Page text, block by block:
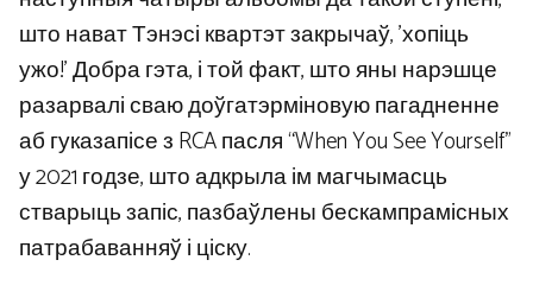
што нават Тэнэсі квартэт закрычаў, 'хопіць
ужо!' Добра гэта, і той факт, што яны нарэшце
разарвалі сваю доўгатэрміновую пагадненне
аб гуказапісе з RCA пасля “When You See Yourself”
у 2021 годзе, што адкрыла ім магчымасць
стварыць запіс, пазбаўлены бескампрамісных
патрабаванняў і ціску.